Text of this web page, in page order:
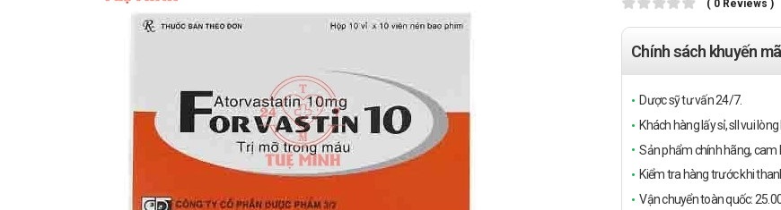
( 0 Reviews )
Chính sách khuyến
Dược sỹ tư vấn 24/7.
Khách hàng lấy sỉ, sll vui
Sản phẩm chính hãng, cam
Kiểm tra hàng trước khi
Vận chuyển toàn quốc: